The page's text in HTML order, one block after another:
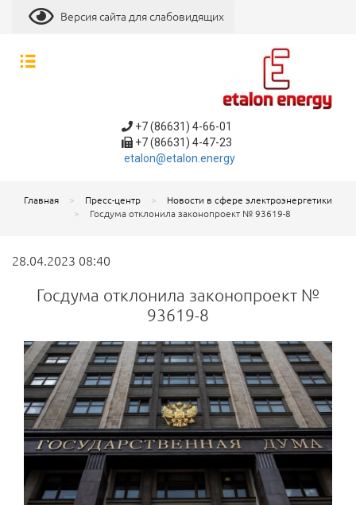
Версия сайта для слабовидящих
+7 (86631) 4-66-01
+7 (86631) 4-47-23
etalon@etalon.energy
Главная Пресс-центр
Новости в сфере электроэнергетики
Госдума отклонила законопроект № 93619-8
28.04.2023 08:40
Госдума отклонила законопроект №
93619-8